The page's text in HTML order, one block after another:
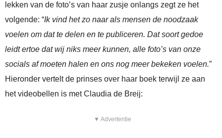
lekken van de foto’s van haar zusje onlangs zegt ze het
volgende: “Ik vind het zo naar als mensen de noodzaak
voelen om dat te delen en te publiceren. Dat soort gedoe
leidt ertoe dat wij niks meer kunnen, alle foto’s van onze
socials af moeten halen en ons nog meer bekeken voelen.”
Hieronder vertelt de prinses over haar boek terwijl ze aan
het videobellen is met Claudia de Breij:
▼ Advertentie